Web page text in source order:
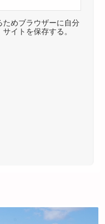
めブラウザーに自分
イトを保存する。